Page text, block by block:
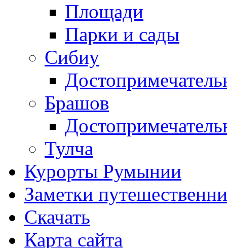
Площади
Парки и сады
Сибиу
Брашов
Тулча
Курорты Румынии
Заметки
Скачать
Карта сайта